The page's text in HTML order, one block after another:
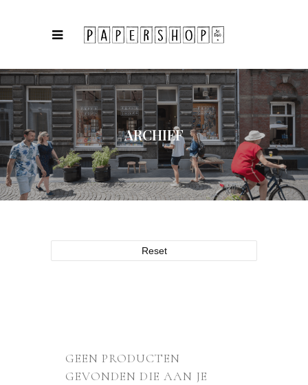
ARCHIEF
Reset
GEEN PRODUCTEN
GEVONDEN DIE AAN JE